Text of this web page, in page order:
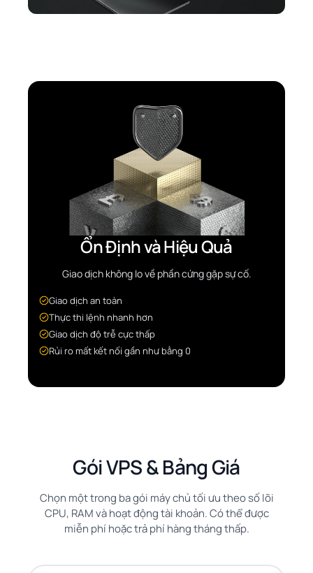
Ổn Định và Hiệu Quả
Giao dịch không lo về phần cứng gặp sự cố.
Giao dịch an toàn
Thực thi lệnh nhanh hơn
Giao dịch độ trễ cực thấp
Rủi ro mất kết nối gần như bằng 0
Gói VPS & Bảng Giá
Chọn một trong ba gói máy chủ tối ưu theo số lõi
CPU, RAM và hoạt động tài khoản. Có thể được
miễn phí hoặc trả phí hàng tháng thấp.